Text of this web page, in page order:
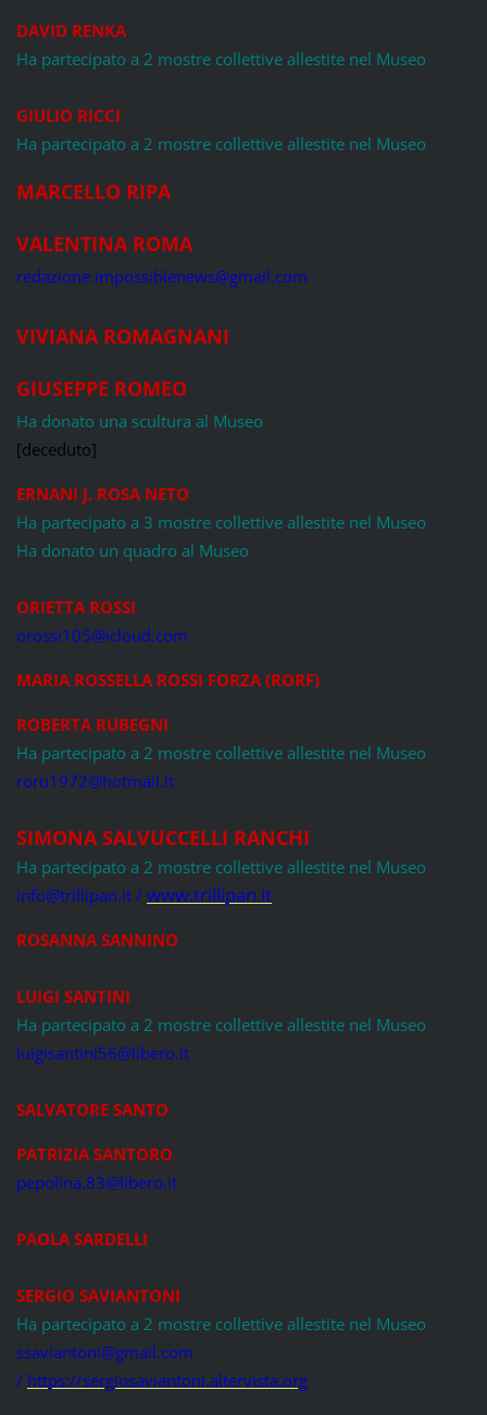
DAVID RENKA
Ha partecipato a 2 mostre collettive allestite nel Museo
GIULIO RICCI
Ha partecipato a 2 mostre collettive allestite nel Museo
MARCELLO RIPA
VALENTINA ROMA
redazione.impossiblenews@gmail.com
VIVIANA ROMAGNANI
GIUSEPPE ROMEO
Ha donato una scultura al Museo
[deceduto]
ERNANI J. ROSA NETO
Ha partecipato a 3 mostre collettive allestite nel Museo
Ha donato un quadro al Museo
ORIETTA ROSSI
orossi105@icloud.com
MARIA ROSSELLA ROSSI FORZA (RORF)
ROBERTA RUBEGNI
Ha partecipato a 2 mostre collettive allestite nel Museo
roru1972@hotmail.it
SIMONA SALVUCCELLI RANCHI
Ha partecipato a 2 mostre collettive allestite nel Museo
info@trillipan.it / www.trillipan.it
ROSANNA SANNINO
LUIGI SANTINI
Ha partecipato a 2 mostre collettive allestite nel Museo
luigisantini56@libero.it
SALVATORE SANTO
PATRIZIA SANTORO
pepolina.83@libero.it
PAOLA SARDELLI
SERGIO SAVIANTONI
Ha partecipato a 2 mostre collettive allestite nel Museo
ssaviantoni@gmail.com
/ https://sergiosaviantoni.altervista.org